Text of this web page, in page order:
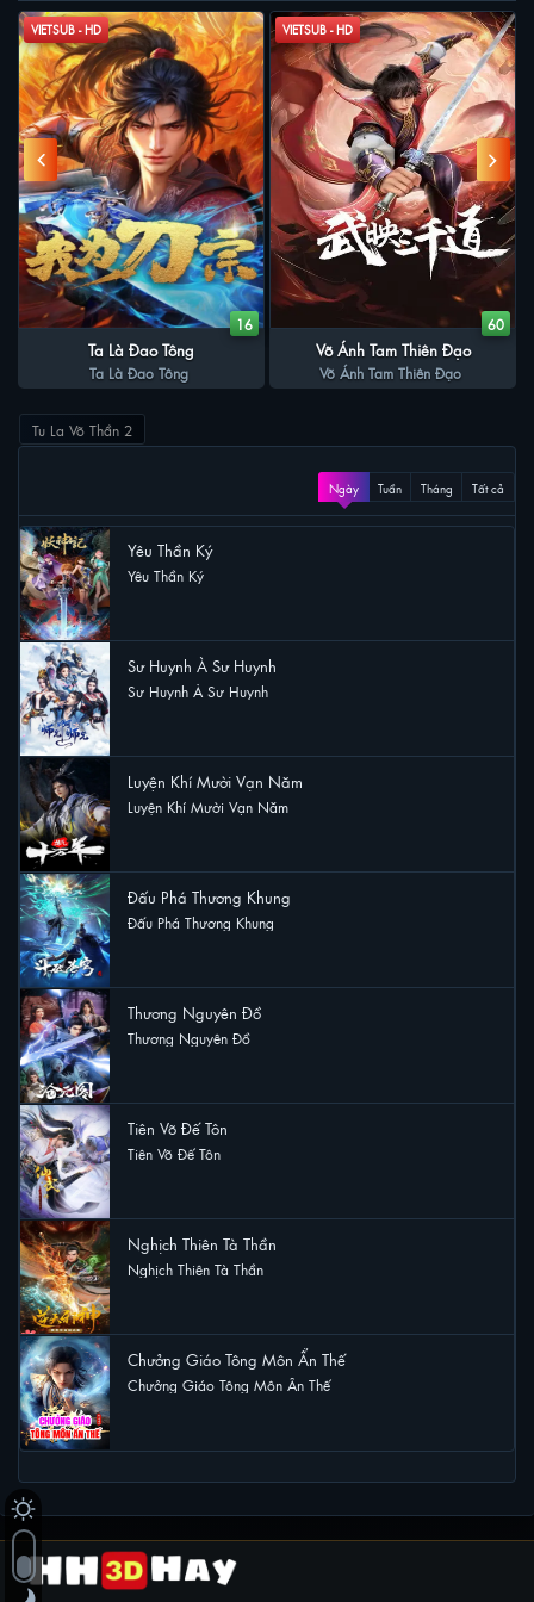
VIETSUB - HD
16
Ta Là Đao Tông
Ta Là Đao Tông
VIETSUB - HD
60
Võ Ánh Tam Thiên Đạo
Võ Ánh Tam Thiên Đạo
Tu La Võ Thần 2
Ngày Tuần Tháng Tất cả
Yêu Thần Ký
Yêu Thần Ký
Sư Huynh À Sư Huynh
Sư Huynh À Sư Huynh
Luyện Khí Mười Vạn Năm
Luyện Khí Mười Vạn Năm
Đấu Phá Thương Khung
Đấu Phá Thương Khung
Thương Nguyên Đồ
Thương Nguyên Đồ
Tiên Võ Đế Tôn
Tiên Võ Đế Tôn
Nghịch Thiên Tà Thần
Nghịch Thiên Tà Thần
Chưởng Giáo Tông Môn Ẩn Thế
Chưởng Giáo Tông Môn Ẩn Thế